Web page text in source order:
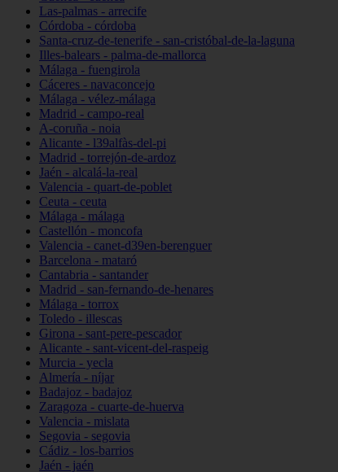
Las-palmas - arrecife
Córdoba - córdoba
Santa-cruz-de-tenerife - san-cristóbal-de-la-laguna
Illes-balears - palma-de-mallorca
Málaga - fuengirola
Cáceres - navaconcejo
Málaga - vélez-málaga
Madrid - campo-real
A-coruña - noia
Alicante - l39alfàs-del-pi
Madrid - torrejón-de-ardoz
Jaén - alcalá-la-real
Valencia - quart-de-poblet
Ceuta - ceuta
Málaga - málaga
Castellón - moncofa
Valencia - canet-d39en-berenguer
Barcelona - mataró
Cantabria - santander
Madrid - san-fernando-de-henares
Málaga - torrox
Toledo - illescas
Girona - sant-pere-pescador
Alicante - sant-vicent-del-raspeig
Murcia - yecla
Almería - níjar
Badajoz - badajoz
Zaragoza - cuarte-de-huerva
Valencia - mislata
Segovia - segovia
Cádiz - los-barrios
Jaén - jaén